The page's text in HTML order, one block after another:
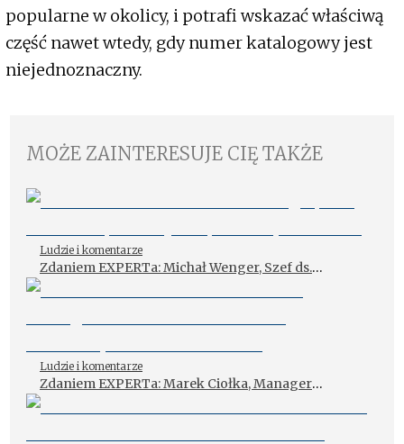
popularne w okolicy, i potrafi wskazać właściwą
część nawet wtedy, gdy numer katalogowy jest
niejednoznaczny.
MOŻE ZAINTERESUJE CIĘ TAKŻE
Ludzie i komentarze
Zdaniem EXPERTa: Michał Wenger, Szef ds.
Rozwoju Narzędzi Sprzedaży Inter Cars
Ludzie i komentarze
Zdaniem EXPERTa: Marek Ciołka, Manager
Doradców Techniczno-Handlowych ProfiAuto